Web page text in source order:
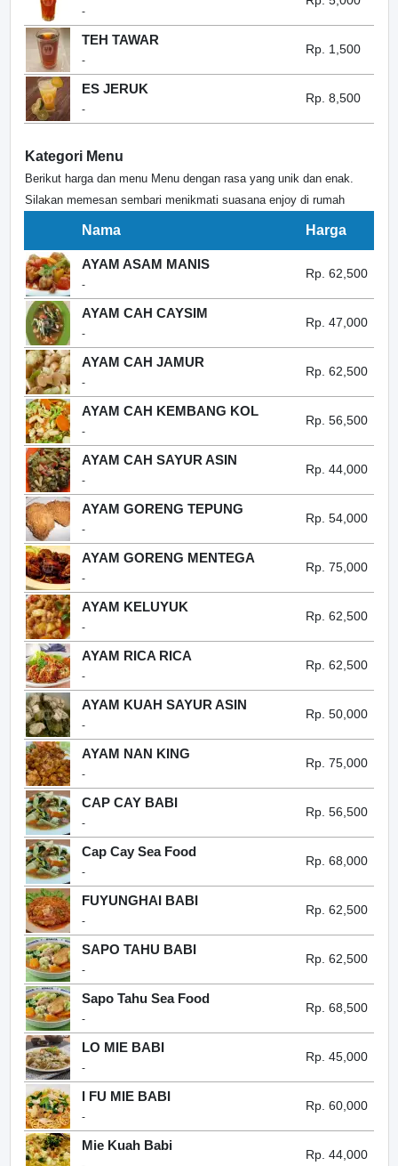
-
TEH TAWAR
-
Rp. 1,500
ES JERUK
-
Rp. 8,500
Kategori Menu
Berikut harga dan menu Menu dengan rasa yang unik dan enak.
Silakan memesan sembari menikmati suasana enjoy di rumah
Nama Harga
AYAM ASAM MANIS
-
Rp. 62,500
AYAM CAH CAYSIM
-
Rp. 47,000
AYAM CAH JAMUR
-
Rp. 62,500
AYAM CAH KEMBANG KOL
-
Rp. 56,500
AYAM CAH SAYUR ASIN
-
Rp. 44,000
AYAM GORENG TEPUNG
-
Rp. 54,000
AYAM GORENG MENTEGA
-
Rp. 75,000
AYAM KELUYUK
-
Rp. 62,500
AYAM RICA RICA
-
Rp. 62,500
AYAM KUAH SAYUR ASIN
-
Rp. 50,000
AYAM NAN KING
-
Rp. 75,000
CAP CAY BABI
-
Rp. 56,500
Cap Cay Sea Food
-
Rp. 68,000
FUYUNGHAI BABI
-
Rp. 62,500
SAPO TAHU BABI
-
Rp. 62,500
Sapo Tahu Sea Food
-
Rp. 68,500
LO MIE BABI
-
Rp. 45,000
I FU MIE BABI
-
Rp. 60,000
Mie Kuah Babi
Rp. 44,000